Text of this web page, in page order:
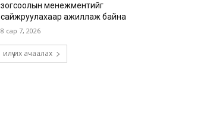
зогсоолын менежментийг
сайжруулахаар ажиллаж байна
8 сар 7, 2026
илүү их ачаалах